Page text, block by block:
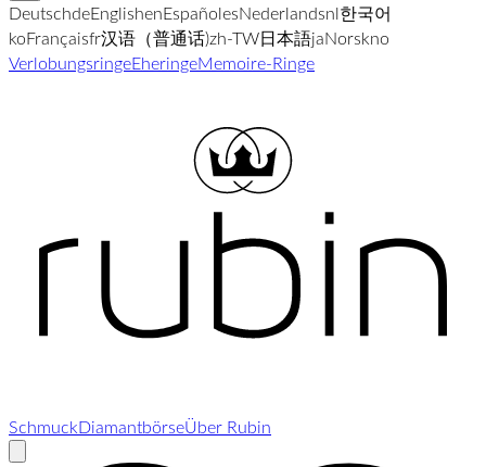
DeutschdeEnglishenEspañolesNederlandsnl한국어
koFrançaisfr汉语（普通话)zh-TW日本語jaNorskno
VerlobungsringeEheringeMemoire-Ringe
SchmuckDiamantbörseÜber Rubin